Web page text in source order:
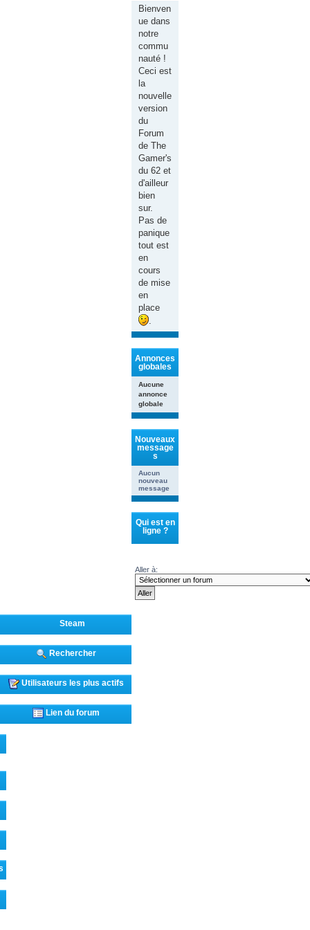
Bienven
ue dans
notre
commu
nauté !
Ceci est
la
nouvelle
version
du
Forum
de The
Gamer's
du 62 et
d'ailleur
bien
sur.
Pas de
panique
tout est
en
cours
de mise
en
place
.
Annonces
globales
Aucune
annonce
globale
Nouveaux
message
s
Aucun
nouveau
message
Qui est en
ligne ?
Aller à:
Steam
Rechercher
Utilisateurs les plus actifs
Lien du forum